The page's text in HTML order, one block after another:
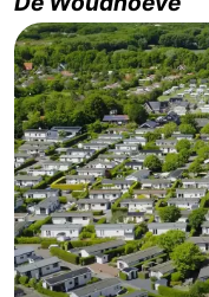
van
Egmont
Huize
Glory
(&
breakfasts)
Campings
Hotels
Vakantiehuizen
-
Buiten
Bergen
-
De
-